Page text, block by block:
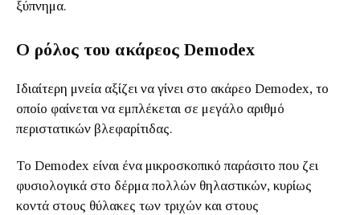
ξύπνημα.
Ο ρόλος του ακάρεος Demodex
Ιδιαίτερη μνεία αξίζει να γίνει στο ακάρεο Demodex, το
οποίο φαίνεται να εμπλέκεται σε μεγάλο αριθμό
περιστατικών βλεφαρίτιδας.
Το Demodex είναι ένα μικροσκοπικό παράσιτο που ζει
φυσιολογικά στο δέρμα πολλών θηλαστικών, κυρίως
κοντά στους θύλακες των τριχών και στους